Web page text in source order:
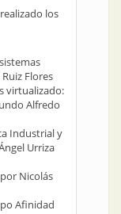
los
Flores
virtualizado:
Alfredo
Industrial y
Urriza
por Nicolás
Afinidad